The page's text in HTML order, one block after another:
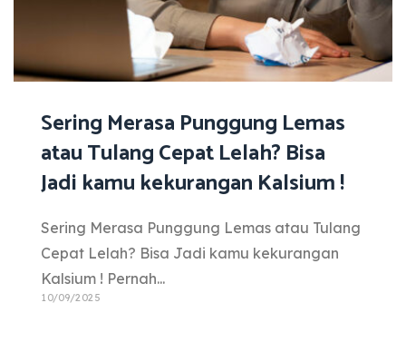
Sering Merasa Punggung Lemas
atau Tulang Cepat Lelah? Bisa
Jadi kamu kekurangan Kalsium !
Sering Merasa Punggung Lemas atau Tulang
Cepat Lelah? Bisa Jadi kamu kekurangan
Kalsium ! Pernah...
10/09/2025